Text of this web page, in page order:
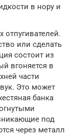
в нору и
отпугивателей.
или сделать
состоит из
вгоняется в
части
Это может
банка
под
через металл